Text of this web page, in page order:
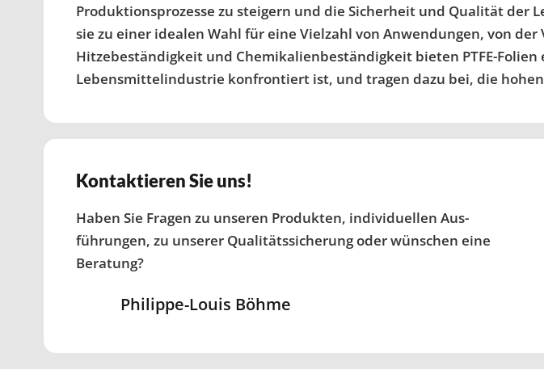
Produktionsprozesse zu steigern und die Sicherheit und Qualität
sie zu einer idealen Wahl für eine Vielzahl von Anwendungen, von
Hitzebeständigkeit und Chemikalienbeständigkeit bieten PTFE-
Lebensmittelindustrie konfrontiert ist, und tragen dazu bei, die
Kontaktieren Sie uns!
Haben Sie Fragen zu unseren Produkten, individuellen Aus­
führungen, zu unserer Qualitätssicherung oder wünschen eine
Beratung?
Philippe-Louis Böhme